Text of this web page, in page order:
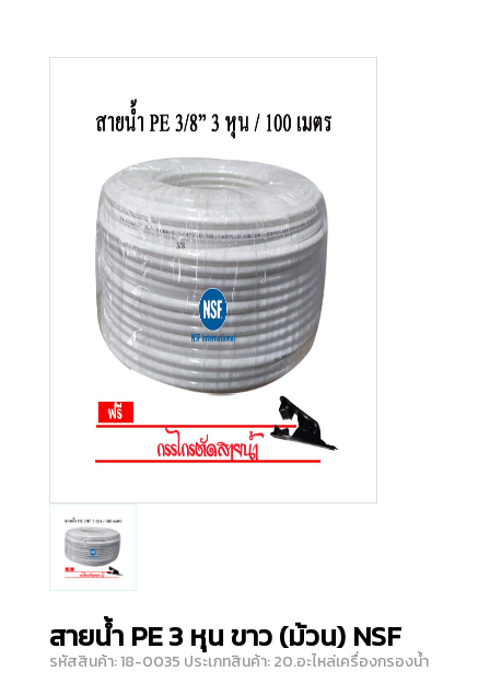
สายน้ำ PE 3 หุน ขาว (ม้วน) NSF
รหัสสินค้า: 18-0035 ประเภทสินค้า: 20.อะไหล่เครื่องกรองน้ำ